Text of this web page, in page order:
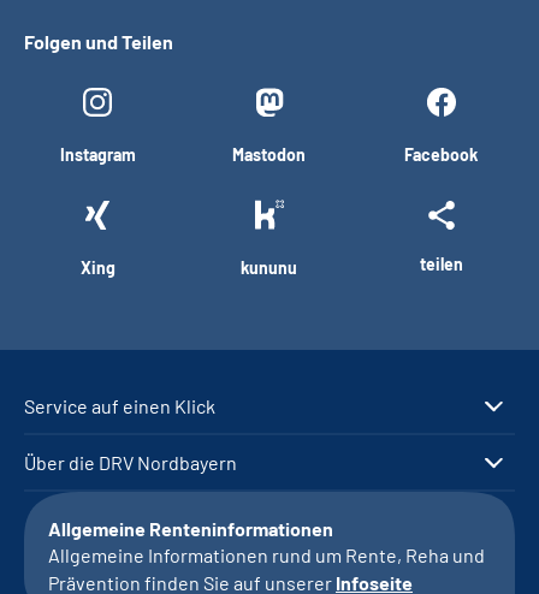
Folgen und Teilen
Instagram Mastodon Facebook
Xing kununu teilen
Service auf einen Klick
Über die DRV Nordbayern
Allgemeine Renteninformationen
Allgemeine Informationen rund um Rente, Reha und
Prävention finden Sie auf unserer Infoseite